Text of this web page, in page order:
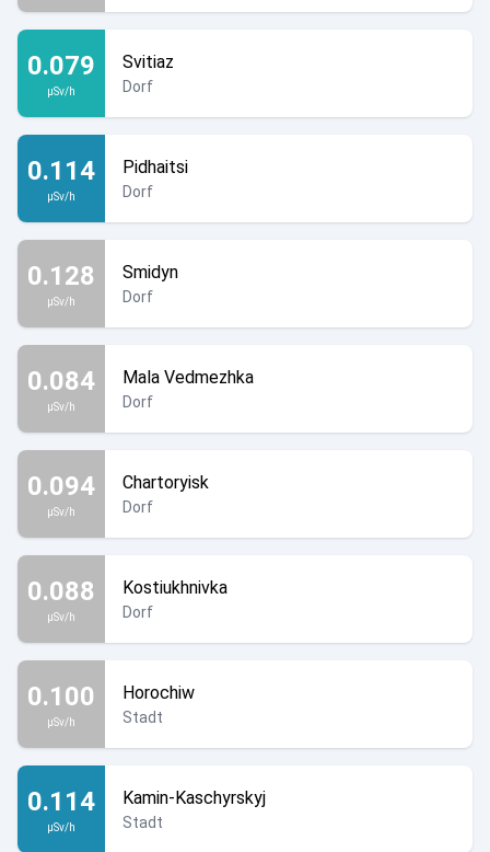
0.079
µSv/h
Svitiaz
Dorf
0.114
µSv/h
Pidhaitsi
Dorf
0.128
µSv/h
Smidyn
Dorf
0.084
µSv/h
Mala Vedmezhka
Dorf
0.094
µSv/h
Chartoryisk
Dorf
0.088
µSv/h
Kostiukhnivka
Dorf
0.100
µSv/h
Horochiw
Stadt
0.114
µSv/h
Kamin-Kaschyrskyj
Stadt